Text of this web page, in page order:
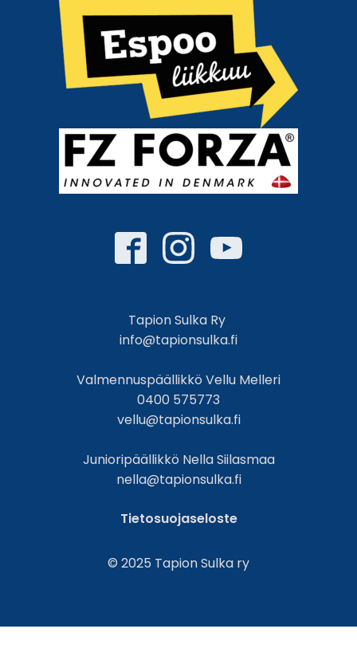
Tapion Sulka Ry
info@tapionsulka.fi
Valmennuspäällikkö Vellu Melleri
0400 575773
vellu@tapionsulka.fi
Junioripäällikkö Nella Siilasmaa
nella@tapionsulka.fi
Tietosuojaseloste
© 2025 Tapion Sulka ry